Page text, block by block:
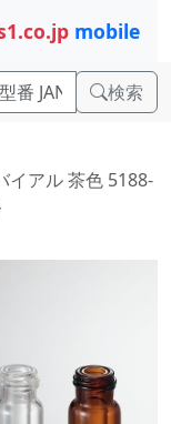
mobile
検索
イアル 茶色 5188-